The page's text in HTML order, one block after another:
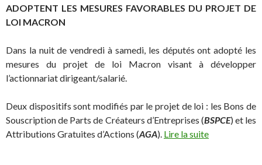
ADOPTENT LES MESURES FAVORABLES DU PROJET DE
LOI MACRON
Dans la nuit de vendredi à samedi, les députés ont adopté les
mesures du projet de loi Macron visant à développer
l’actionnariat dirigeant/salarié.
Deux dispositifs sont modifiés par le projet de loi : les Bons de
Souscription de Parts de Créateurs d’Entreprises (BSPCE) et les
Attributions Gratuites d’Actions (AGA). Lire la suite